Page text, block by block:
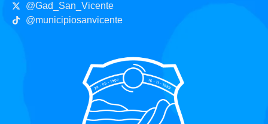
@Gad_San_Vicente
@municipiosanvicente